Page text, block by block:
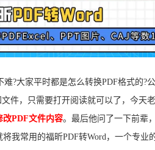
难?大家平时都是怎么转换PDF格式的?
件，只需要打开阅读就可以了，今天
改PDF文件内容。最后他问了一下前辈
我常用的福昕PDF转Word，一个专